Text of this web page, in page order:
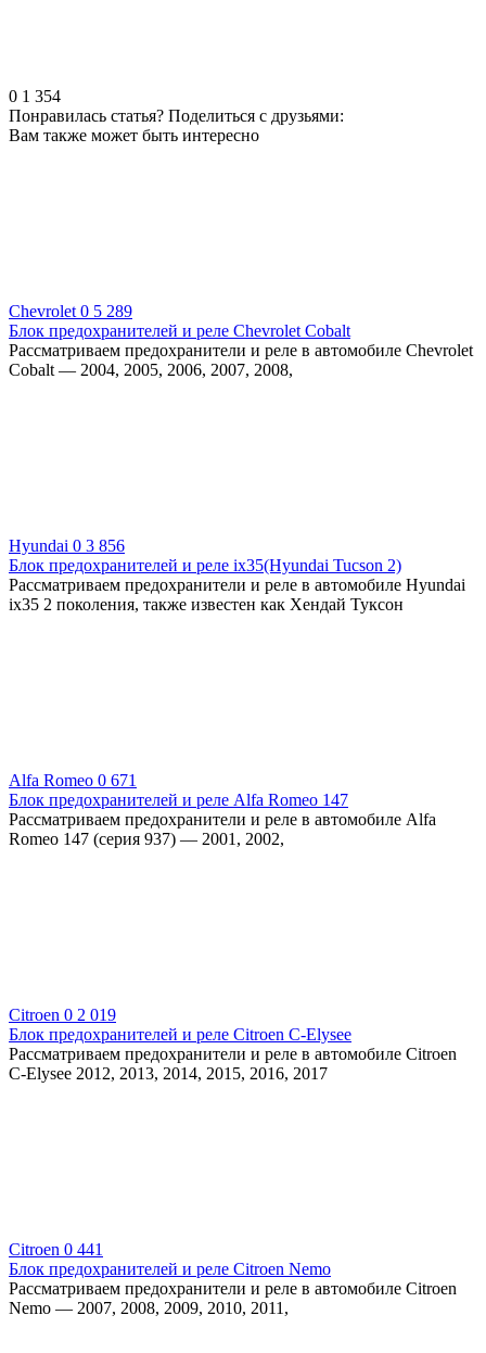
0 1 354
Понравилась статья? Поделиться с друзьями:
Вам также может быть интересно
Chevrolet 0 5 289
Блок предохранителей и реле Chevrolet Cobalt
Рассматриваем предохранители и реле в автомобиле Chevrolet
Cobalt — 2004, 2005, 2006, 2007, 2008,
Hyundai 0 3 856
Блок предохранителей и реле ix35(Hyundai Tucson 2)
Рассматриваем предохранители и реле в автомобиле Hyundai
ix35 2 поколения, также известен как Хендай Туксон
Alfa Romeo 0 671
Блок предохранителей и реле Alfa Romeo 147
Рассматриваем предохранители и реле в автомобиле Alfa
Romeo 147 (серия 937) — 2001, 2002,
Citroen 0 2 019
Блок предохранителей и реле Citroen C-Elysee
Рассматриваем предохранители и реле в автомобиле Citroen
C-Elysee 2012, 2013, 2014, 2015, 2016, 2017
Citroen 0 441
Блок предохранителей и реле Citroen Nemo
Рассматриваем предохранители и реле в автомобиле Citroen
Nemo — 2007, 2008, 2009, 2010, 2011,